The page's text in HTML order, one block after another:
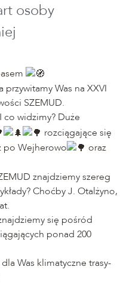
osoby
Was na XXVI
SZEMUD.
co widzimy? Duże
rozciągające się
po Wejherowo
oraz
znajdziemy szereg
Choćby J. Otalżyno,
się pośród
ponad 200
Was klimatyczne trasy-